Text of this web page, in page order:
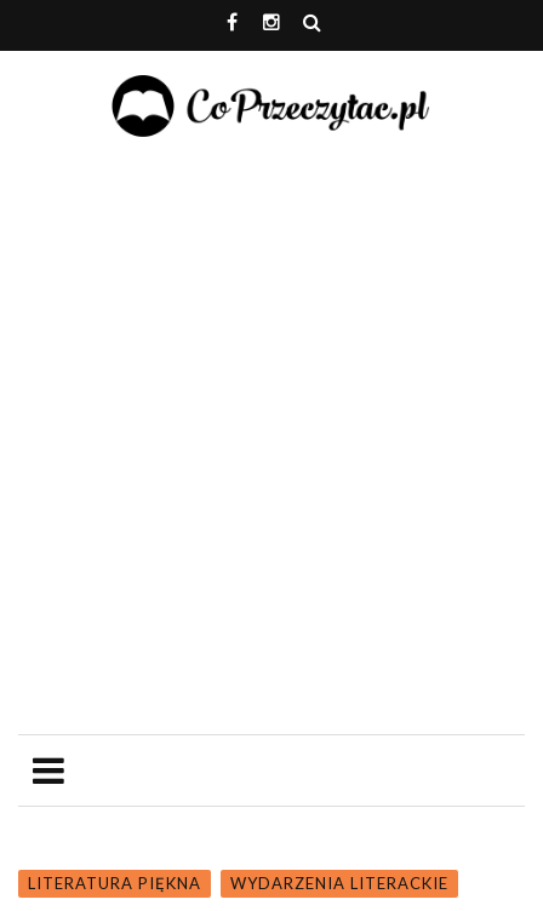
LITERATURA PIĘKNA WYDARZENIA LITERACKIE